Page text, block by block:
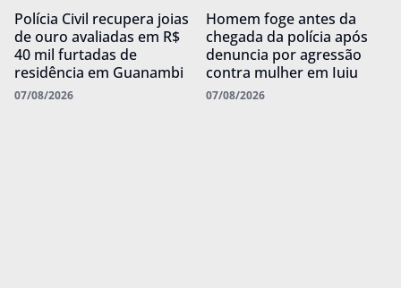
Polícia Civil recupera joias
de ouro avaliadas em R$
40 mil furtadas de
residência em Guanambi
07/08/2026
Homem foge antes da
chegada da polícia após
denuncia por agressão
contra mulher em Iuiu
07/08/2026